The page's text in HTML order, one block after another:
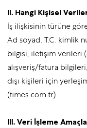
II. Hangi Kişisel
İş ilişkisinin türüne
Ad soyad, T.C. kimlik
bilgisi, iletişim verileri
alışveriş/fatura
dışı kişileri için
(times.com.tr)
III. Veri İşleme